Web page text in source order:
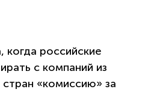
когда российские
с компаний из
«комиссию» за